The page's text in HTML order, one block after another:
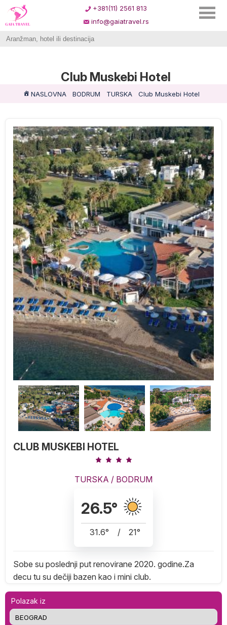
+381(11) 2561 813
info@gaiatravel.rs
Club Muskebi Hotel
NASLOVNA BODRUM TURSKA Club Muskebi Hotel
CLUB MUSKEBI HOTEL
TURSKA / BODRUM
26.5°
31.6° / 21°
Sobe su poslednji put renovirane 2020. godine.Za
decu tu su dečiji bazen kao i mini club.
Polazak iz